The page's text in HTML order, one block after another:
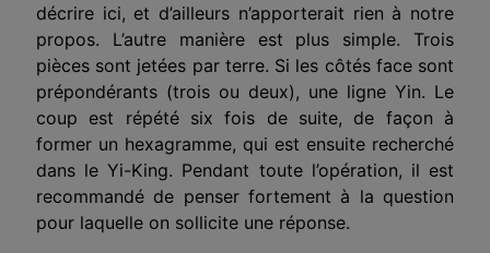
décrire ici, et d’ailleurs n’apporterait rien à notre
propos. L’autre manière est plus simple. Trois
pièces sont jetées par terre. Si les côtés face sont
prépondérants (trois ou deux), une ligne Yin. Le
coup est répété six fois de suite, de façon à
former un hexagramme, qui est ensuite recherché
dans le Yi-King. Pendant toute l’opération, il est
recommandé de penser fortement à la question
pour laquelle on sollicite une réponse.